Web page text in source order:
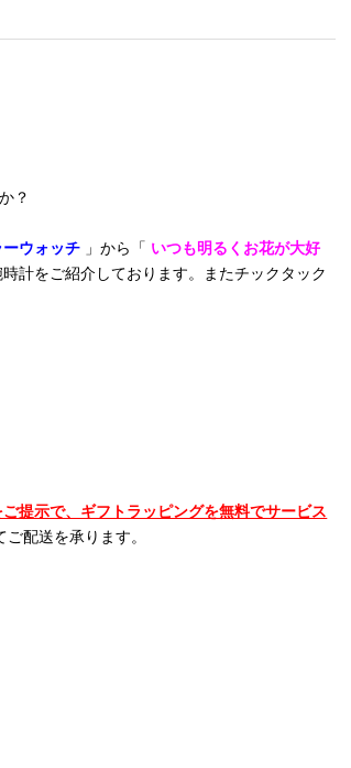
？
ウォッチ 」から「 いつも明るくお花が大好
計をご紹介しております。またチックタック
提示で、ギフトラッピングを無料でサービス
ご配送を承ります。